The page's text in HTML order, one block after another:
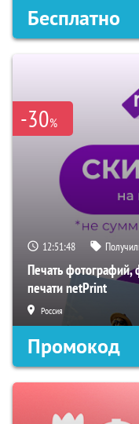
Бесплатно
-30%
12:51:47
Печать фотографий,
печати netPrint
Россия
Промокод